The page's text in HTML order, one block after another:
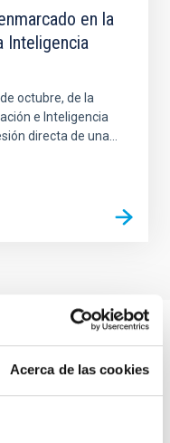
Acerca de las cookies
en la
Inteligencia
octubre, de la
e Inteligencia
directa de una...